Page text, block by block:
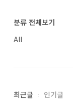
분류 전체보기
All
최근글 인기글